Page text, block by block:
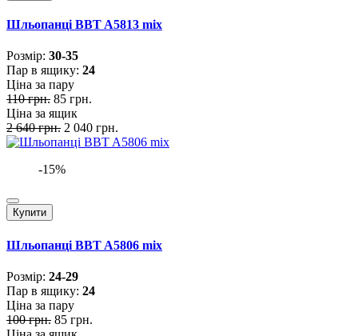
Шльопанці BBT A5813 mix
Розмiр: 30-35
Пар в ящику: 24
Ціна за пару
110 грн. 85 грн.
Ціна за ящик
2 640 грн. 2 040 грн.
-15%
Купити
Шльопанці BBT A5806 mix
Розмiр: 24-29
Пар в ящику: 24
Ціна за пару
100 грн. 85 грн.